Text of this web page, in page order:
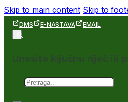
Skip to main content Skip to
DMS E-NASTAVA EMAIL
Unesite ključnu riječ ili
Pretraga